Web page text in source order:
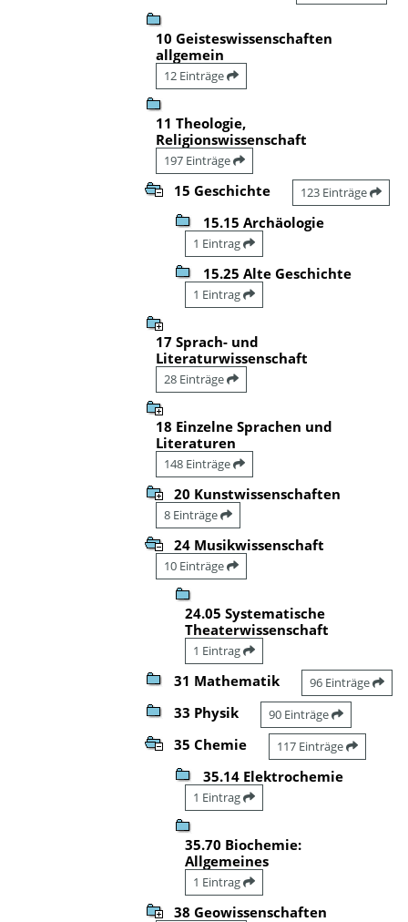
10 Geisteswissenschaften
allgemein
12 Einträge
11 Theologie,
Religionswissenschaft
197 Einträge
15 Geschichte 123 Einträge
15.15 Archäologie
1 Eintrag
15.25 Alte Geschichte
1 Eintrag
17 Sprach- und
Literaturwissenschaft
28 Einträge
18 Einzelne Sprachen und
Literaturen
148 Einträge
20 Kunstwissenschaften
8 Einträge
24 Musikwissenschaft
10 Einträge
24.05 Systematische
Theaterwissenschaft
1 Eintrag
31 Mathematik 96 Einträge
33 Physik 90 Einträge
35 Chemie 117 Einträge
35.14 Elektrochemie
1 Eintrag
35.70 Biochemie:
Allgemeines
1 Eintrag
38 Geowissenschaften